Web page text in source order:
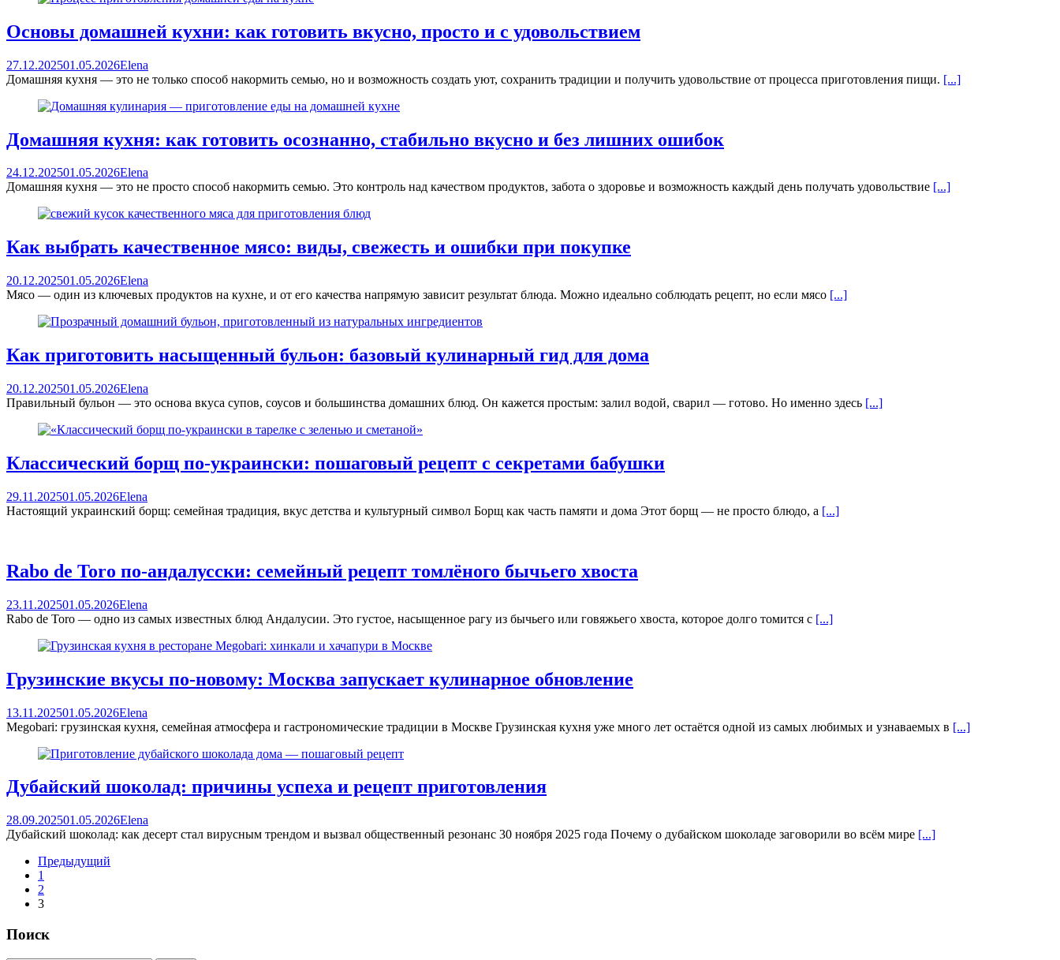
Основы домашней кухни: как готовить вкусно, просто и с удовольствием
27.12.202501.05.2026Elena
Домашняя кухня — это не только способ накормить семью, но и возможность создать уют, сохранить традиции и получить удовольствие от процесса приготовления пищи. [...]
Домашняя кухня: как готовить осознанно, стабильно вкусно и без лишних ошибок
24.12.202501.05.2026Elena
Домашняя кухня — это не просто способ накормить семью. Это контроль над качеством продуктов, забота о здоровье и возможность каждый день получать удовольствие [...]
Как выбрать качественное мясо: виды, свежесть и ошибки при покупке
20.12.202501.05.2026Elena
Мясо — один из ключевых продуктов на кухне, и от его качества напрямую зависит результат блюда. Можно идеально соблюдать рецепт, но если мясо [...]
Как приготовить насыщенный бульон: базовый кулинарный гид для дома
20.12.202501.05.2026Elena
Правильный бульон — это основа вкуса супов, соусов и большинства домашних блюд. Он кажется простым: залил водой, сварил — готово. Но именно здесь [...]
Классический борщ по-украински: пошаговый рецепт с секретами бабушки
29.11.202501.05.2026Elena
Настоящий украинский борщ: семейная традиция, вкус детства и культурный символ Борщ как часть памяти и дома Этот борщ — не просто блюдо, а [...]
Rabo de Toro по-андалусски: семейный рецепт томлёного бычьего хвоста
23.11.202501.05.2026Elena
Rabo de Toro — одно из самых известных блюд Андалусии. Это густое, насыщенное рагу из бычьего или говяжьего хвоста, которое долго томится с [...]
Грузинские вкусы по-новому: Москва запускает кулинарное обновление
13.11.202501.05.2026Elena
Megobari: грузинская кухня, семейная атмосфера и гастрономические традиции в Москве Грузинская кухня уже много лет остаётся одной из самых любимых и узнаваемых в [...]
Дубайский шоколад: причины успеха и рецепт приготовления
28.09.202501.05.2026Elena
Дубайский шоколад: как десерт стал вирусным трендом и вызвал общественный резонанс 30 ноября 2025 года Почему о дубайском шоколаде заговорили во всём мире [...]
Навигация
по
сообщениям
Предыдущий
1
2
3
Поиск